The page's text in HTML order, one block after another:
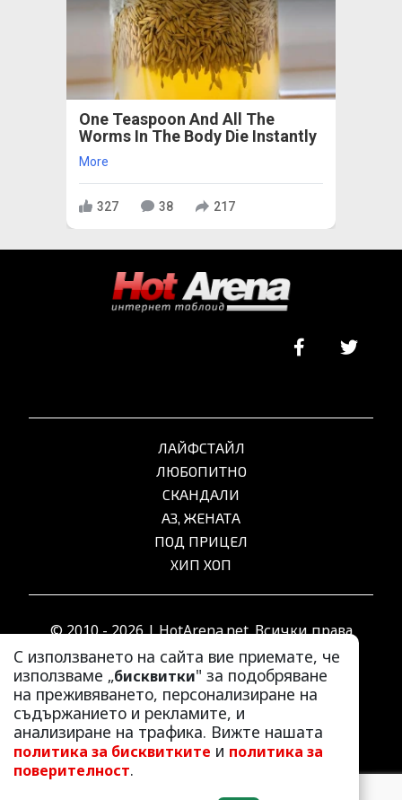
One Teaspoon And All The
Worms In The Body Die Instantly
More
327 38 217
С използването на сайта вие приемате, че
използваме „бисквитки" за подобряване
на преживяването, персонализиране на
съдържанието и рекламите, и
анализиране на трафика. Вижте нашата
политика за бисквитките и политика за
поверителност.
ЛАЙФСТАЙЛ
ЛЮБОПИТНО
СКАНДАЛИ
АЗ, ЖЕНАТА
ПОД ПРИЦЕЛ
ХИП ХОП
© 2010 - 2026 | HotArena.net. Всички права
запазени.
РЕКЛАМА
КОНТАКТИ
ОБЩИ УСЛОВИЯ
ПОЛИТИКА ЗА ПОВЕРИТЕЛНОСТ